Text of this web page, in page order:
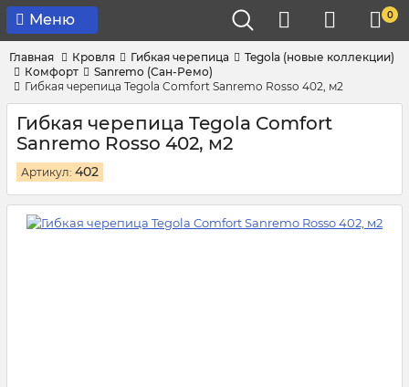
Меню 0
Главная Кровля Гибкая черепица
Tegola (новые коллекции)
Комфорт
Sanremo (Сан-Ремо)
Гибкая черепица Tegola Comfort Sanremo Rosso 402, м2
Гибкая черепица Tegola Comfort
Sanremo Rosso 402, м2
Артикул: 402